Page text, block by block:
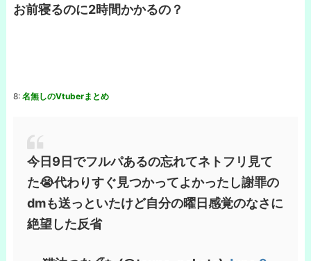
お前寝るのに2時間かかるの？
8: 名無しのVtuberまとめ
今日9日でフルパあるの忘れてネトフリ見て
た😭代わりすぐ見つかってよかったし謝罪の
dmも送っといたけど自分の曜日感覚のなさに
絶望した反省